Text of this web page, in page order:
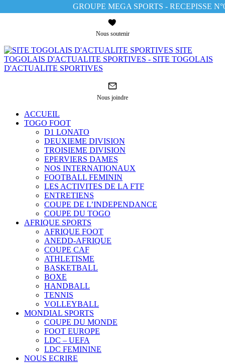
GROUPE MEGA SPORTS - RECEPISSE
Nous soutenir
SITE
TOGOLAIS D'ACTUALITE SPORTIVES - SITE TOGOLAIS
D'ACTUALITE SPORTIVES
Nous joindre
ACCUEIL
TOGO FOOT
D1 LONATO
DEUXIEME DIVISION
TROISIEME DIVISION
EPERVIERS DAMES
NOS INTERNATIONAUX
FOOTBALL FEMININ
LES ACTIVITES DE LA FTF
ENTRETIENS
COUPE DE L’INDEPENDANCE
COUPE DU TOGO
AFRIQUE SPORTS
AFRIQUE FOOT
ANEDD-AFRIQUE
COUPE CAF
ATHLETISME
BASKETBALL
BOXE
HANDBALL
TENNIS
VOLLEYBALL
MONDIAL SPORTS
COUPE DU MONDE
FOOT EUROPE
LDC – UEFA
LDC FEMININE
NOUS ECRIRE